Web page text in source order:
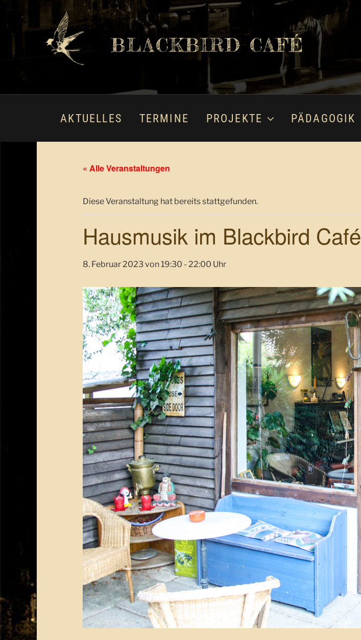
BLACKBIRD CAFÉ
AKTUELLES TERMINE PROJEKTE PÄDAGOGIK
« Alle Veranstaltungen
Diese Veranstaltung hat bereits stattgefunden.
Hausmusik im Blackbird Café
8. Februar 2023 von 19:30 - 22:00